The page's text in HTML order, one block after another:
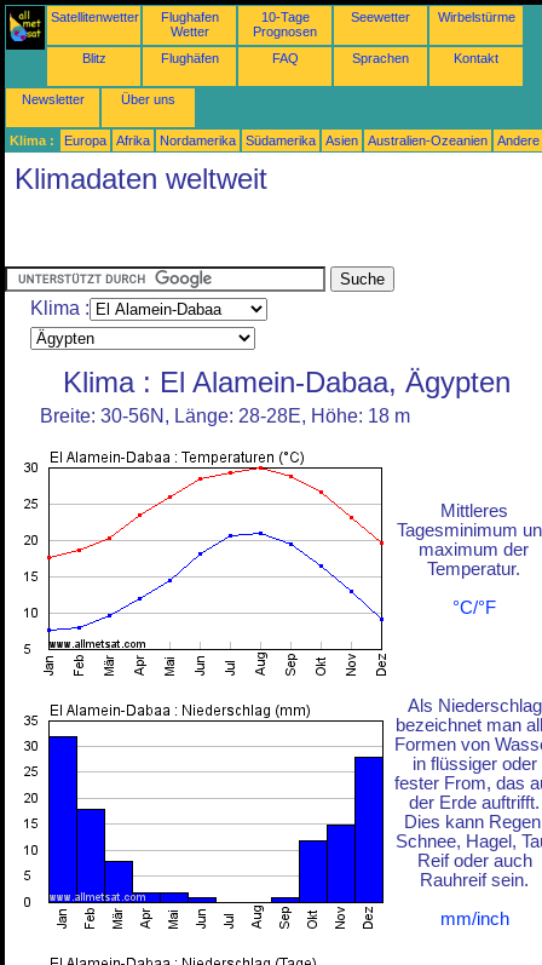
Satellitenwetter
Flughafen
Wetter
10-Tage
Prognosen
Seewetter Wirbelstürme
Blitz Flughäfen FAQ Sprachen Kontakt
Newsletter Über uns
Klima : Europa Afrika Nordamerika Südamerika Asien Australien-Ozeanien Andere
Klimadaten weltweit
Klima :
Klima : El Alamein-Dabaa, Ägypten
Breite: 30-56N, Länge: 28-28E, Höhe: 18 m
Mittleres
Tagesminimum
maximum der
Temperatur.
°C/°F
Als Niederschlag
bezeichnet man
Formen von
in flüssiger oder
fester From, das
der Erde auftrifft.
Dies kann
Schnee, Hagel,
Reif oder auch
Rauhreif sein.
mm/inch